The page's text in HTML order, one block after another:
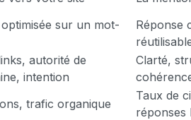
optimisée sur un mot-
Réponse
autorité de
intention
Clarté,
trafic organique
Taux de
réponses